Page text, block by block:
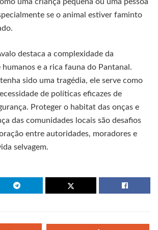
uma criança pequena ou uma pessoa
se o animal estiver faminto
destaca a complexidade da
e a rica fauna do Pantanal.
sido uma tragédia, ele serve como
de políticas eficazes de
Proteger o habitat das onças e
das comunidades locais são desafios
entre autoridades, moradores e
selvagem.